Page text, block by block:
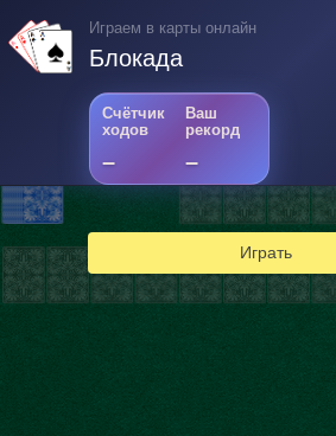
Играем в карты онлайн
Блокада
Счётчик
ходов
–
Ваш
рекорд
–
Играть